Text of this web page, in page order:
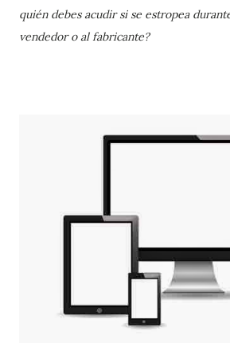
quién debes acudir si se estropea
vendedor o al fabricante?